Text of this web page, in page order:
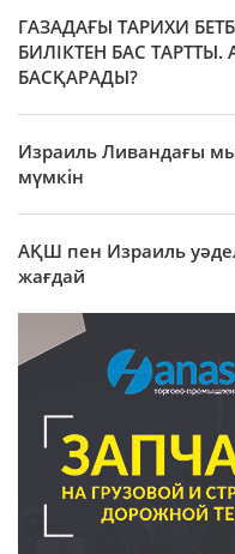
ГАЗАДАҒЫ ТАРИХИ
БИЛІКТЕН БАС
БАСҚАРАДЫ?
Израиль Ливандағы
мүмкін
АҚШ пен Израиль
жағдай